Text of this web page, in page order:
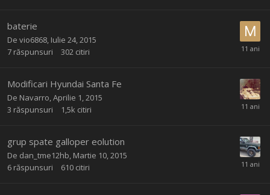
baterie
De vio6868 Iulie 24, 2015
7 răspunsuri 302 citiri
Modificari Hyundai Santa Fe
De Navarro Aprilie 1, 2015
3 răspunsuri 1,5k citiri
grup spate galloper eolution
De dan_tme12hb Martie 10, 2015
6 răspunsuri 610 citiri